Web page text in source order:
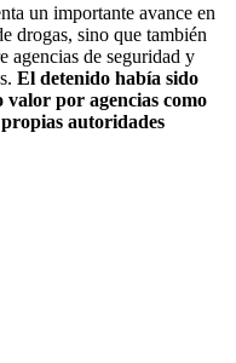
un importante avance en
drogas, sino que también
agencias de seguridad y
El detenido había sido
por agencias como
autoridades